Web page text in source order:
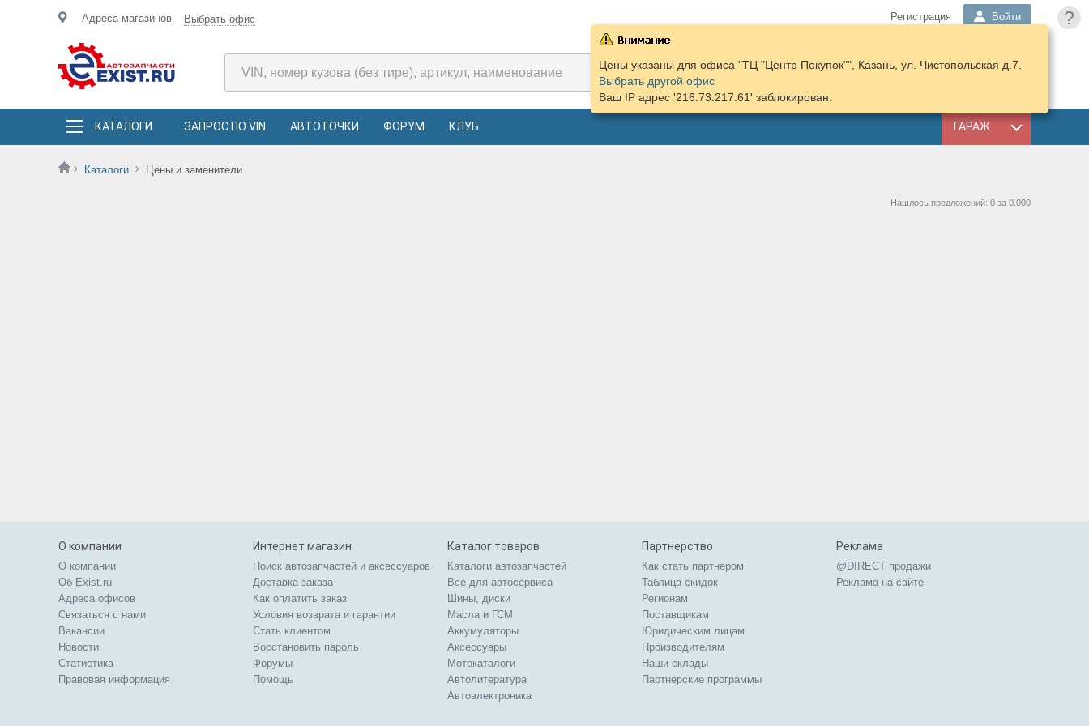
?
Адреса магазинов Выбрать офис Регистрация Войти
КОРЗИНА
ПОДОБРАТЬ
КАТАЛОГИ ЗАПРОС ПО VIN АВТОТОЧКИ ФОРУМ КЛУБ ГАРАЖ
Каталоги Цены и заменители
Цены указаны для офиса "ТЦ "Центр Покупок"", Казань, ул. Чистопольская д.7.
Выбрать другой офис
Ваш IP адрес '216.73.217.61' заблокирован.
Нашлось предложений: 0 за 0.000
О компании
О компании
Об Exist.ru
Адреса офисов
Связаться с нами
Вакансии
Новости
Статистика
Правовая информация
Интернет магазин
Поиск автозапчастей и аксессуаров
Доставка заказа
Как оплатить заказ
Условия возврата и гарантии
Стать клиентом
Восстановить пароль
Форумы
Помощь
Каталог товаров
Каталоги автозапчастей
Все для автосервиса
Шины, диски
Масла и ГСМ
Аккумуляторы
Аксессуары
Мотокаталоги
Автолитература
Автоэлектроника
Партнерство
Как стать партнером
Таблица скидок
Регионам
Поставщикам
Юридическим лицам
Производителям
Наши склады
Партнерские программы
Реклама
@DIRECT продажи
Реклама на сайте